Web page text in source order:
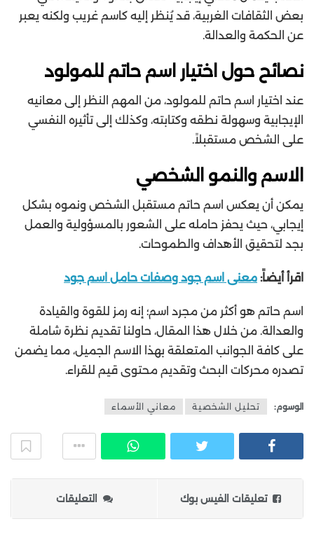
بعض الثقافات الغربية، قد يُنظر إليه كاسم غريب ولكنه يعبر
عن الحكمة والعدالة.
نصائح حول اختيار اسم حاتم للمولود
عند اختيار اسم حاتم للمولود، من المهم النظر إلى معانيه
الإيجابية وسهولة نطقه وكتابته، وكذلك إلى تأثيره النفسي
على الشخص مستقبلاً.
الاسم والنمو الشخصي
يمكن أن يعكس اسم حاتم مستقبل الشخص ونموه بشكل
إيجابي، حيث يحفز حامله على الشعور بالمسؤولية والعمل
بجد لتحقيق الأهداف والطموحات.
اقرأ أيضاً: معنى اسم جود وصفات حامل اسم جود
اسم حاتم هو أكثر من مجرد اسم؛ إنه رمز للقوة والقيادة
والعدالة. من خلال هذا المقال، حاولنا تقديم نظرة شاملة
على كافة الجوانب المتعلقة بهذا الاسم الجميل، مما يضمن
تصدره محركات البحث وتقديم محتوى قيم للقراء.
الوسوم: تحليل الشخصية معاني الأسماء
تعليقات الفيس بوك التعليقات